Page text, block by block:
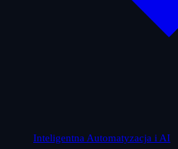
Inteligentna Automatyzacja i AI